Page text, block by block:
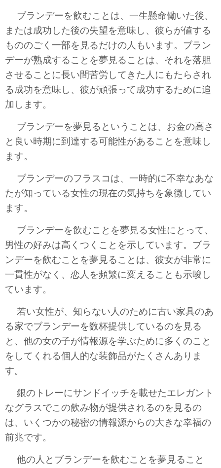
ブランデーを飲むことは、一生懸命働いた後、
または成功した後の失望を意味し、彼らが値する
もののごく一部を見るだけの人もいます。ブラン
デーが熟成することを夢見ることは、それを落胆
させることに長い間苦労してきた人にもたらされ
る成功を意味し、彼が頑張って成功するために追
加します。
ブランデーを夢見るということは、お金の高さ
と良い時期に到達する可能性があることを意味し
ます。
ブランデーのフラスコは、一時的に不幸なあな
たが知っている女性の現在の気持ちを象徴してい
ます。
ブランデーを飲むことを夢見る女性にとって、
男性の好みは高くつくことを示しています。ブラ
ンデーを飲むことを夢見ることは、彼女が非常に
一貫性がなく、恋人を頻繁に変えることも示唆し
ています。
若い女性が、知らない人のために古い家具のあ
る家でブランデーを数杯提供しているのを見る
と、他の女の子が情報源を学ぶために多くのこと
をしてくれる個人的な装飾品がたくさんありま
す。
銀のトレーにサンドイッチを載せたエレガント
なグラスでこの飲み物が提供されるのを見るの
は、いくつかの秘密の情報源からの大きな幸福の
前兆です。
他の人とブランデーを飲むことを夢見ること